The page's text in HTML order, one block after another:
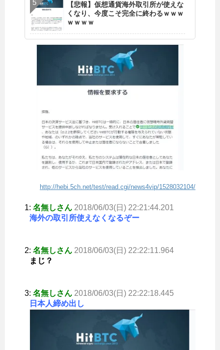
【悲報】仮想通貨海外取引所が使えな
くなり、今度こそ完全に終わるｗｗｗ
ｗｗｗｗ
http://hebi.5ch.net/test/read.cgi/news4vip/1528032104/
1: 名無しさん 2018/06/03(日) 22:21:44.201
海外の取引所使えなくなるぞー
2: 名無しさん 2018/06/03(日) 22:22:11.964
まじ？
3: 名無しさん 2018/06/03(日) 22:22:18.445
日本人締め出し